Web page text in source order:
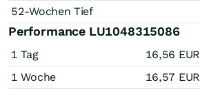
52-Wochen Tief
Performance LU1048315086
1 Tag 16,56 EUR
1 Woche
16,57 EUR